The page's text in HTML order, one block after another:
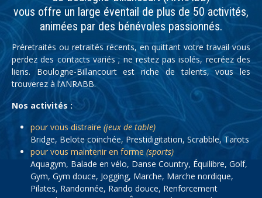
vous offre un large éventail de plus de 50 activités,
animées par des bénévoles passionnés.
Préretraités ou retraités récents, en quittant votre travail vous
perdez des contacts variés ; ne restez pas isolés, recréez des
liens. Boulogne-Billancourt est riche de talents, vous les
trouverez à l’ANRABB.
Nos activités :
pour vous distraire (jeux de table)
Bridge, Belote coinchée, Prestidigitation, Scrabble, Tarots
pour vous maintenir en forme (sports)
Aquagym, Balade en vélo, Danse Country, Équilibre, Golf,
Gym, Gym douce, Jogging, Marche, Marche nordique,
Pilates, Randonnée, Rando douce, Renforcement